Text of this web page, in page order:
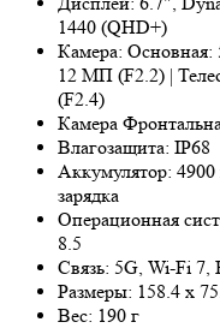
1440 (QHD+)
Камера:
12 МП (F2.2) |
(F2.4)
Камера
Влагозащита: IP68
Аккумулятор:
зарядка
Операционная
8.5
Связь: 5G, Wi-Fi 7,
Размеры: 158.4 x
Вес: 190 г